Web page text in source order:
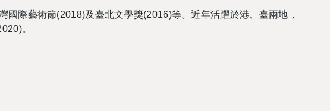
際藝術節(2018)及臺北文學獎(2016)等。近年活躍於港、臺兩地，
。